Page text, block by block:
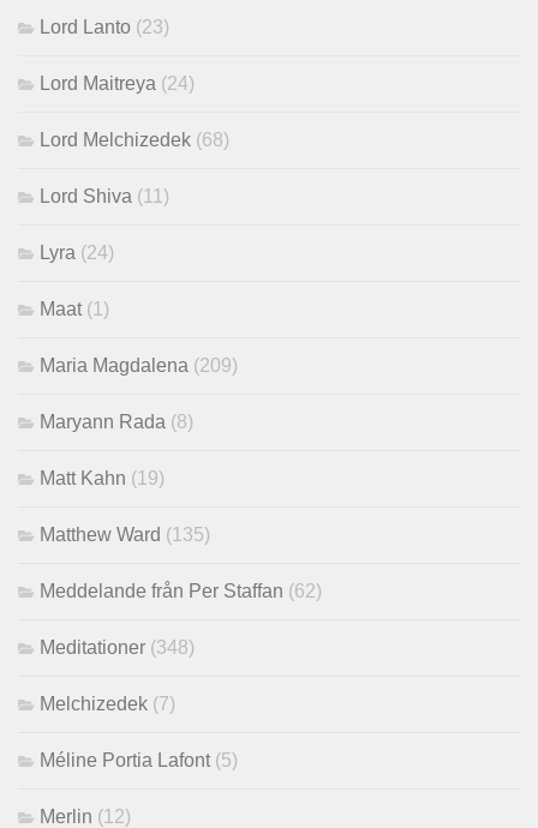
Lord Lanto (23)
Lord Maitreya (24)
Lord Melchizedek (68)
Lord Shiva (11)
Lyra (24)
Maat (1)
Maria Magdalena (209)
Maryann Rada (8)
Matt Kahn (19)
Matthew Ward (135)
Meddelande från Per Staffan (62)
Meditationer (348)
Melchizedek (7)
Méline Portia Lafont (5)
Merlin (12)